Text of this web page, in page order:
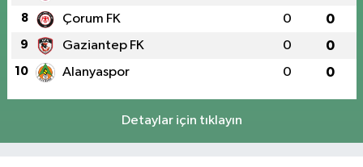
8 Çorum FK 0 0
9 Gaziantep FK 0 0
10 Alanyaspor 0 0
Detaylar için tıklayın